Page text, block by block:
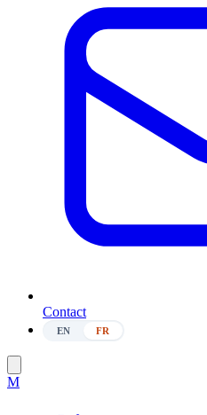
Contact
EN FR
M